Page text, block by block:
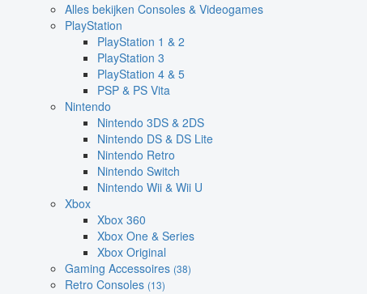
Alles bekijken Consoles & Videogames
PlayStation
PlayStation 1 & 2
PlayStation 3
PlayStation 4 & 5
PSP & PS Vita
Nintendo
Nintendo 3DS & 2DS
Nintendo DS & DS Lite
Nintendo Retro
Nintendo Switch
Nintendo Wii & Wii U
Xbox
Xbox 360
Xbox One & Series
Xbox Original
Gaming Accessoires (38)
Retro Consoles (13)